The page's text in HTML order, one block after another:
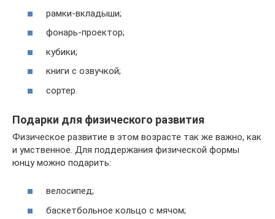
рамки-вкладыши;
фонарь-проектор;
кубики;
книги с озвучкой;
сортер.
Подарки для физического развития
Физическое развитие в этом возрасте так же важно, как
и умственное. Для поддержания физической формы
юнцу можно подарить:
велосипед;
баскетбольное кольцо с мячом;